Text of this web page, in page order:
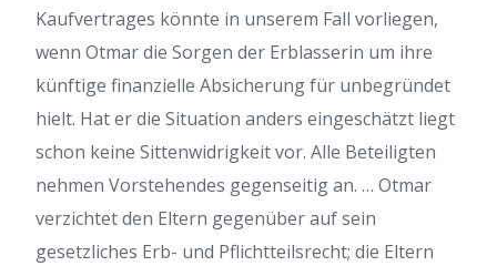
Kaufvertrages könnte in unserem Fall vorliegen,
wenn Otmar die Sorgen der Erblasserin um ihre
künftige finanzielle Absicherung für unbegründet
hielt. Hat er die Situation anders eingeschätzt liegt
schon keine Sittenwidrigkeit vor. Alle Beteiligten
nehmen Vorstehendes gegenseitig an. … Otmar
verzichtet den Eltern gegenüber auf sein
gesetzliches Erb- und Pflichtteilsrecht; die Eltern